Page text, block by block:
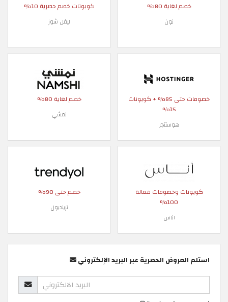
خصم لغاية 80%
نون
كوبونات خصم حصرية 10%
ليفل شوز
خصومات حتى 85% + كوبونات
15%
هوستنجر
خصم لغاية 80%
نمشي
كوبونات وخصومات فعالة
100%
اناس
خصم حتى 90%
ترينديول
استلم العروض الحصرية عبر البريد الإلكتروني